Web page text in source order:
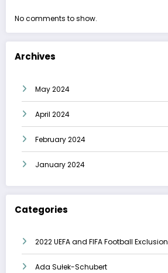
No comments to show.
Archives
May 2024
April 2024
February 2024
January 2024
Categories
2022 UEFA and FIFA Football Exclusion
Ada Sułek-Schubert